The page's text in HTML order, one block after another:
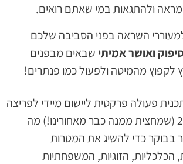
במי שאתם רואים.
בפני הסביבה שלכם
אמיתישבאים מבפנים
ולפעול כמו פנתרים!
ליישום מיידי לפריצה
ממנה כבר מאחורינו!) מה
להשיג את המטרות
הזוגיות, המשפחתיות